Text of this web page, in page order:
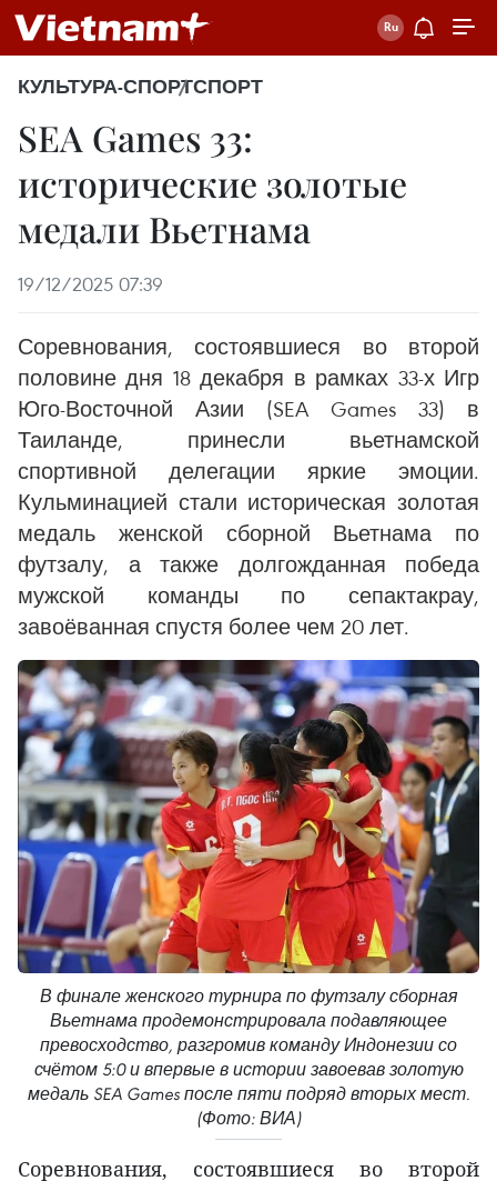
КУЛЬТУРА-СПОРТСПОРТ
SEA Games 33:
исторические золотые
медали Вьетнама
19/12/2025 07:39
Соревнования, состоявшиеся во второй
половине дня 18 декабря в рамках 33-х Игр
Юго-Восточной Азии (SEA Games 33) в
Таиланде, принесли вьетнамской
спортивной делегации яркие эмоции.
Кульминацией стали историческая золотая
медаль женской сборной Вьетнама по
футзалу, а также долгожданная победа
мужской команды по сепактакрау,
завоёванная спустя более чем 20 лет.
В финале женского турнира по футзалу сборная
Вьетнама продемонстрировала подавляющее
превосходство, разгромив команду Индонезии со
счётом 5:0 и впервые в истории завоевав золотую
медаль SEA Games после пяти подряд вторых мест.
(Фото: ВИА)
Соревнования, состоявшиеся во второй